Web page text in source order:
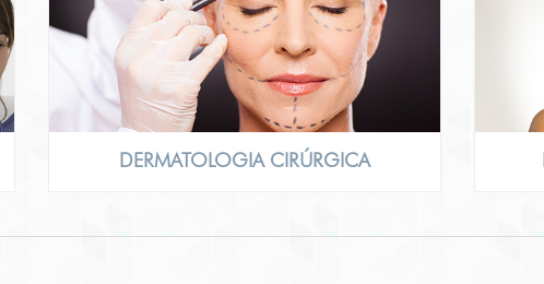
DERMATOLOGIA CIRÚRGICA